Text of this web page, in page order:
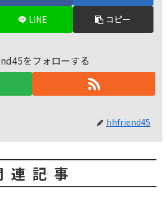
LINE コピー
をフォローする
hhfriend45
連記事